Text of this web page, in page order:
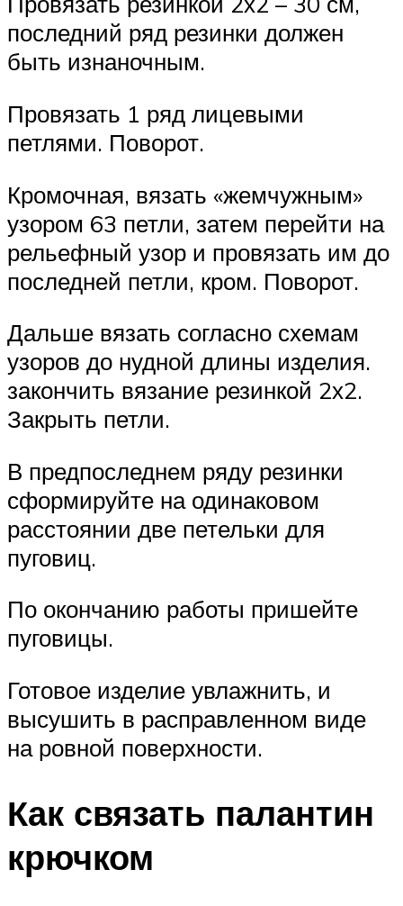
последний ряд резинки должен
быть изнаночным.
Провязать 1 ряд лицевыми
петлями. Поворот.
Кромочная, вязать «жемчужным»
узором 63 петли, затем перейти на
рельефный узор и провязать им до
последней петли, кром. Поворот.
Дальше вязать согласно схемам
узоров до нудной длины изделия.
закончить вязание резинкой 2х2.
Закрыть петли.
В предпоследнем ряду резинки
сформируйте на одинаковом
расстоянии две петельки для
пуговиц.
По окончанию работы пришейте
пуговицы.
Готовое изделие увлажнить, и
высушить в расправленном виде
на ровной поверхности.
Как связать палантин
крючком